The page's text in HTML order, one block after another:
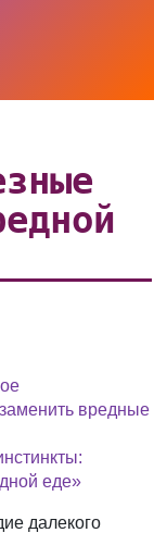
вредные
еде»
далекого